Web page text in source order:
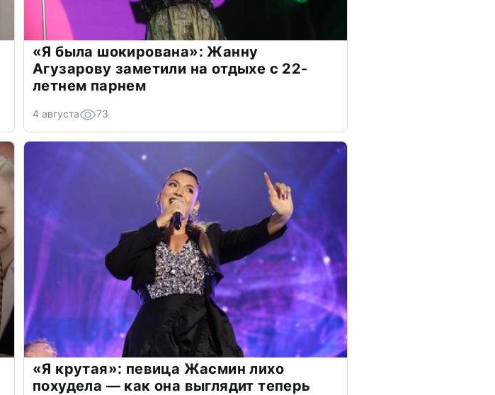
«Я была шокирована»: Жанну
Агузарову заметили на отдыхе с 22-
летнем парнем
4 августа 73
«Я крутая»: певица Жасмин лихо
похудела — как она выглядит теперь